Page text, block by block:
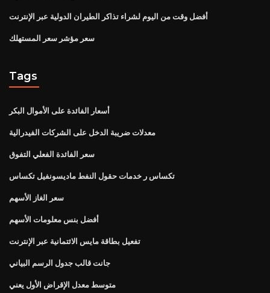
أفضل وقت من اليوم لشراء تذاكر الطيران الدولية عبر الإنترنت
سعر مؤشر سعر المستهلك
Tags
أسعار الفائدة على الأموال البكر
معدلات ضريبة الدخل على الشركات الفيدرالية
سعر الفائدة الفعلي التفوق
تكساس ر خدمات حقول النفط ماديسونفيل تكساس
سعر الغاز الأسهم
أفضل بنس معلومات الأسهم
تفعيل بطاقة مايس الائتمانية عبر الإنترنت
جانت قالب جدول الرسم البياني
متوسط ​​معدل الإقراض الأول يعني